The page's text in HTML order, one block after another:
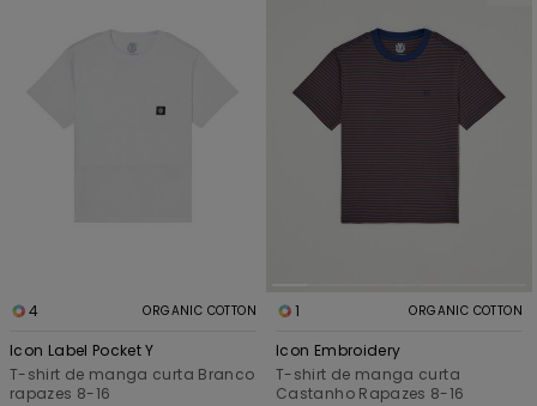
4 ORGANIC COTTON
Icon Label Pocket Y
T-shirt de manga curta Branco
rapazes 8-16
1 ORGANIC COTTON
Icon Embroidery
T-shirt de manga curta
Castanho Rapazes 8-16